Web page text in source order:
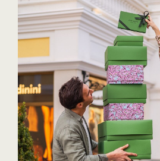
Bühl Center
Cineplexx
Colmobil Austria
Darbo
Essity (SCA)
EY
FVEK